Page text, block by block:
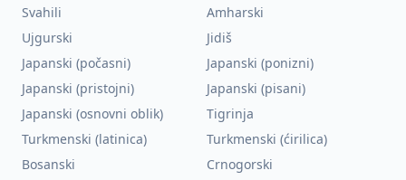
Svahili
Amharski
Ujgurski
Jidiš
Japanski (počasni)
Japanski (ponizni)
Japanski (pristojni)
Japanski (pisani)
Japanski (osnovni oblik)
Tigrinja
Turkmenski (latinica)
Turkmenski (ćirilica)
Bosanski
Crnogorski